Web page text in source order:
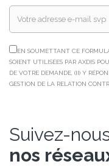
EN SOUMETTANT CE
SOIENT UTILISÉES PAR AXDIS
DE VOTRE DEMANDE, (II) Y
GESTION DE LA RELATION
Suivez-
nos